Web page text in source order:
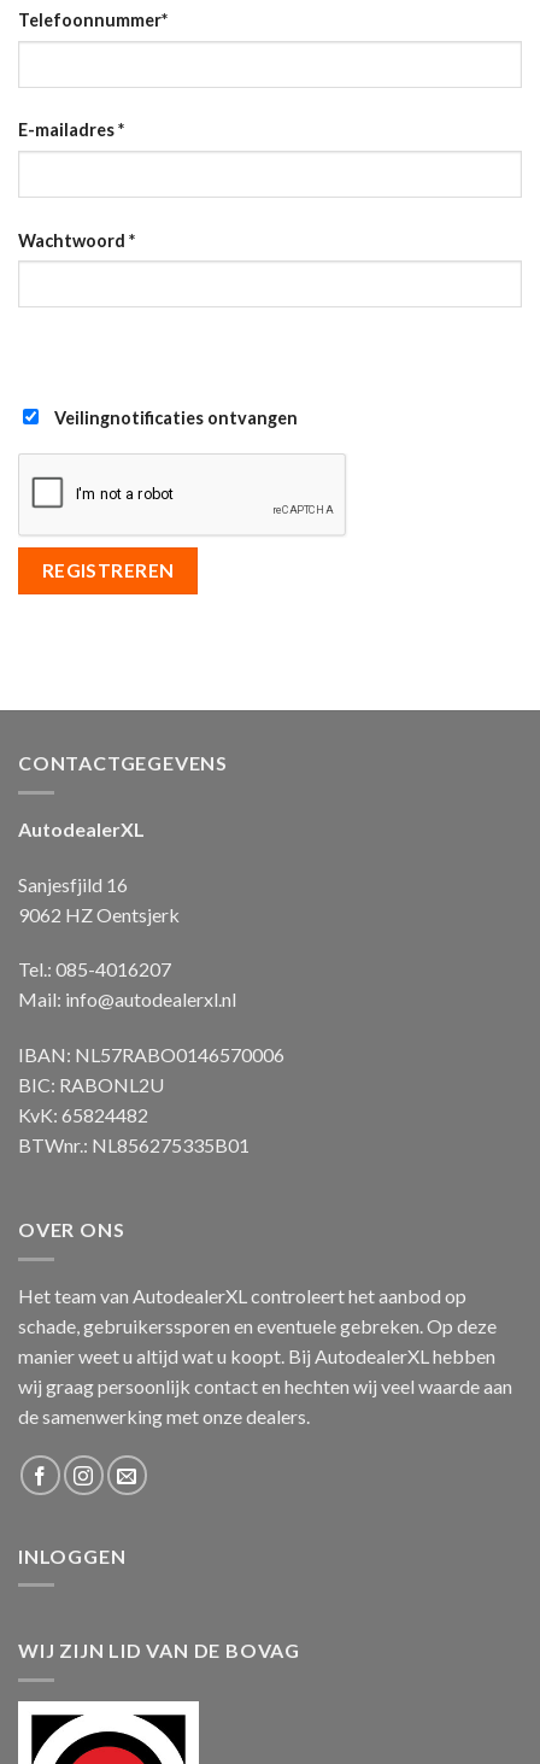
Telefoonnummer*
E-mailadres*
Wachtwoord *
Veilingnotificaties ontvangen
REGISTREREN
CONTACTGEGEVENS
AutodealerXL
Sanjesfjild 16
9062 HZ Oentsjerk
Tel.: 085-4016207
Mail: info@autodealerxl.nl
IBAN: NL57RABO0146570006
BIC: RABONL2U
KvK: 65824482
BTWnr.: NL856275335B01
OVER ONS
Het team van AutodealerXL controleert het aanbod op
schade, gebruikerssporen en eventuele gebreken. Op deze
manier weet u altijd wat u koopt. Bij AutodealerXL hebben
wij graag persoonlijk contact en hechten wij veel waarde aan
de samenwerking met onze dealers.
INLOGGEN
WIJ ZIJN LID VAN DE BOVAG